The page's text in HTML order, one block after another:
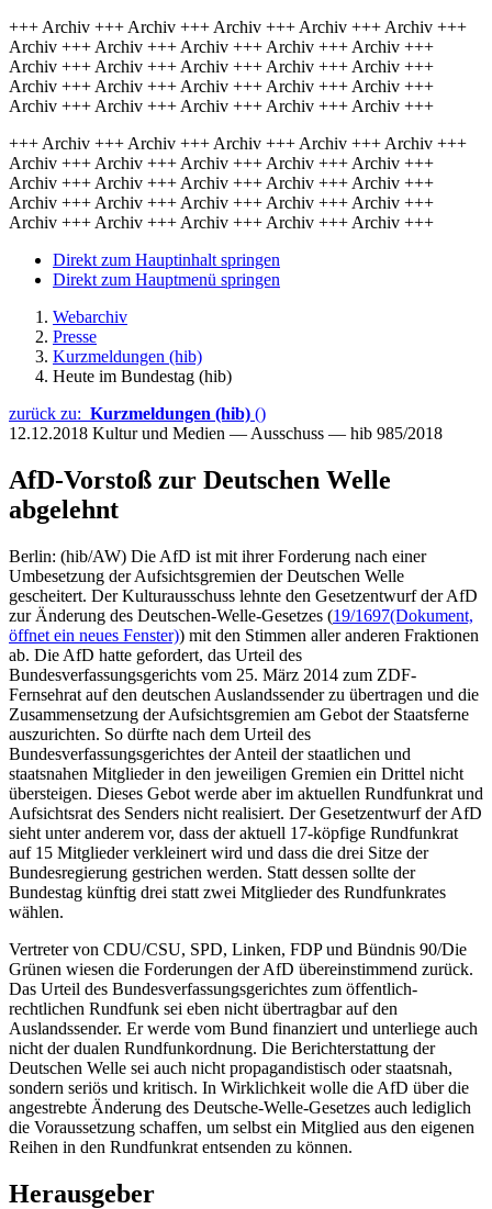
+++ Archiv +++ Archiv +++ Archiv +++ Archiv +++ Archiv +++
Archiv +++ Archiv +++ Archiv +++ Archiv +++ Archiv +++
Archiv +++ Archiv +++ Archiv +++ Archiv +++ Archiv +++
Archiv +++ Archiv +++ Archiv +++ Archiv +++ Archiv +++
Archiv +++ Archiv +++ Archiv +++ Archiv +++ Archiv +++
+++ Archiv +++ Archiv +++ Archiv +++ Archiv +++ Archiv +++
Archiv +++ Archiv +++ Archiv +++ Archiv +++ Archiv +++
Archiv +++ Archiv +++ Archiv +++ Archiv +++ Archiv +++
Archiv +++ Archiv +++ Archiv +++ Archiv +++ Archiv +++
Archiv +++ Archiv +++ Archiv +++ Archiv +++ Archiv +++
Direkt zum Hauptinhalt springen
Direkt zum Hauptmenü springen
Webarchiv
Presse
Kurzmeldungen (hib)
Heute im Bundestag (hib)
zurück zu: Kurzmeldungen (hib) ()
12.12.2018 Kultur und Medien — Ausschuss — hib 985/2018
AfD-Vorstoß zur Deutschen Welle
abgelehnt
Berlin: (hib/AW) Die AfD ist mit ihrer Forderung nach einer
Umbesetzung der Aufsichtsgremien der Deutschen Welle
gescheitert. Der Kulturausschuss lehnte den Gesetzentwurf der AfD
zur Änderung des Deutschen-Welle-Gesetzes (19/1697(Dokument,
öffnet ein neues Fenster)) mit den Stimmen aller anderen Fraktionen
ab. Die AfD hatte gefordert, das Urteil des
Bundesverfassungsgerichts vom 25. März 2014 zum ZDF-
Fernsehrat auf den deutschen Auslandssender zu übertragen und die
Zusammensetzung der Aufsichtsgremien am Gebot der Staatsferne
auszurichten. So dürfte nach dem Urteil des
Bundesverfassungsgerichtes der Anteil der staatlichen und
staatsnahen Mitglieder in den jeweiligen Gremien ein Drittel nicht
übersteigen. Dieses Gebot werde aber im aktuellen Rundfunkrat und
Aufsichtsrat des Senders nicht realisiert. Der Gesetzentwurf der AfD
sieht unter anderem vor, dass der aktuell 17-köpfige Rundfunkrat
auf 15 Mitglieder verkleinert wird und dass die drei Sitze der
Bundesregierung gestrichen werden. Statt dessen sollte der
Bundestag künftig drei statt zwei Mitglieder des Rundfunkrates
wählen.
Vertreter von CDU/CSU, SPD, Linken, FDP und Bündnis 90/Die
Grünen wiesen die Forderungen der AfD übereinstimmend zurück.
Das Urteil des Bundesverfassungsgerichtes zum öffentlich-
rechtlichen Rundfunk sei eben nicht übertragbar auf den
Auslandssender. Er werde vom Bund finanziert und unterliege auch
nicht der dualen Rundfunkordnung. Die Berichterstattung der
Deutschen Welle sei auch nicht propagandistisch oder staatsnah,
sondern seriös und kritisch. In Wirklichkeit wolle die AfD über die
angestrebte Änderung des Deutsche-Welle-Gesetzes auch lediglich
die Voraussetzung schaffen, um selbst ein Mitglied aus den eigenen
Reihen in den Rundfunkrat entsenden zu können.
Herausgeber